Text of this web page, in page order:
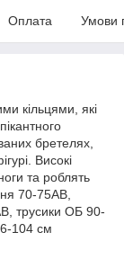
Оплата Умови
кільцями, які
бретелях,
Високі
та роблять
70-75АВ,
трусики ОБ 90-
104 см